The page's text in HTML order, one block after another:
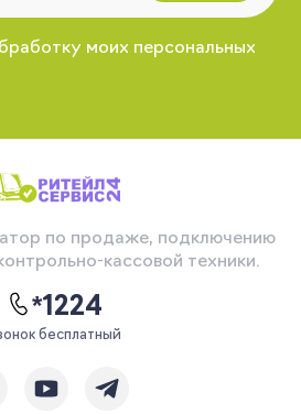
моих персональных
по продаже, подключению
кассовой техники.
*1224
бесплатный